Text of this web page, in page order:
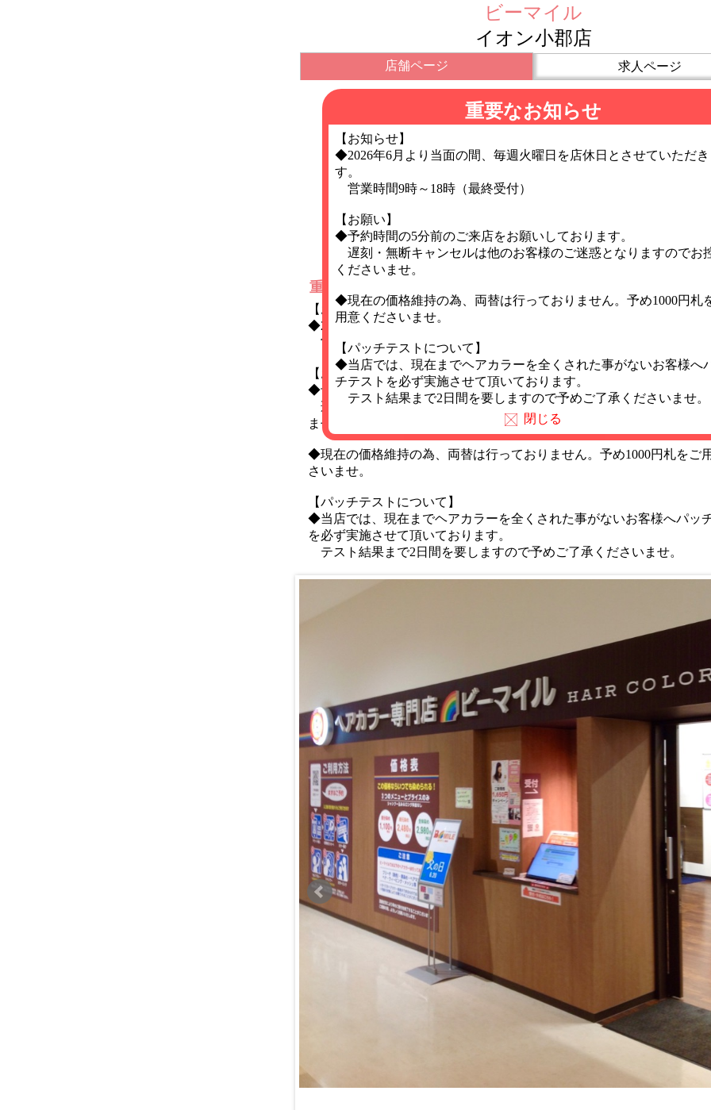
ビーマイル
イオン小郡店
店舗ページ 求人ページ
重要なお知らせ
【お知らせ】
◆2026年6月より当面の間、毎週火曜日を店休日とさせていただ
す。
営業時間9時～18時（最終受付）
【お願い】
◆予約時間の5分前のご来店をお願いしております。
遅刻・無断キャンセルは他のお客様のご迷惑となりますのでお
くださいませ。
◆現在の価格維持の為、両替は行っておりません。予め1000円札
用意くださいませ。
【パッチテストについて】
◆当店では、現在までヘアカラーを全くされた事がないお客様へ
チテストを必ず実施させて頂いております。
テスト結果まで2日間を要しますので予めご了承くださいませ。
閉じる
重要なお知らせ
【お知らせ】
◆2026年6月より当面の間、毎週火曜日を店休日とさせていただきます
営業時間9時～18時（最終受付）
【お願い】
◆予約時間の5分前のご来店をお願いしております。
遅刻・無断キャンセルは他のお客様のご迷惑となりますのでお控え
ませ。
◆現在の価格維持の為、両替は行っておりません。予め1000円札をご
さいませ。
【パッチテストについて】
◆当店では、現在までヘアカラーを全くされた事がないお客様へパッ
を必ず実施させて頂いております。
テスト結果まで2日間を要しますので予めご了承くださいませ。